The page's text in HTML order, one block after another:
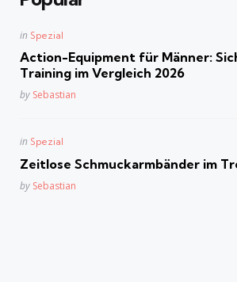
Posted
in Spezial
Action-Equipment für Männer:
Training im Vergleich 2026
Posted
by Sebastian
Posted
in Spezial
Zeitlose Schmuckarmbänder im
Posted
by Sebastian